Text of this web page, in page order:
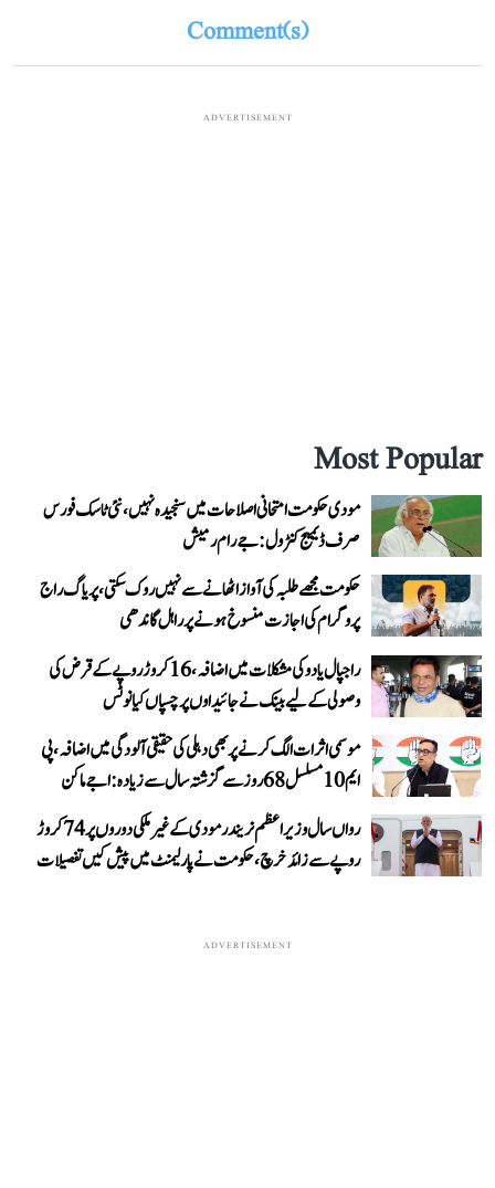
Comment(s)
ADVERTISEMENT
Most Popular
مودی حکومت امتحانی اصلاحات میں سنجیدہ نہیں، نئی ٹاسک فورس
صرف ڈیمیج کنٹرول: جے رام رمیش
حکومت مجھے طلبہ کی آواز اٹھانے سے نہیں روک سکتی، پریاگ راج
پروگرام کی اجازت منسوخ ہونے پر راہل گاندھی
راجپال یادو کی مشکلات میں اضافہ، 16 کروڑ روپے کے قرض کی
وصولی کے لیے بینک نے جائیداوں پر چسپاں کیا نوٹس
موسمی اثرات الگ کرنے پر بھی دہلی کی حقیقی آلودگی میں اضافہ، پی
ایم 10 مسلسل 68 روز سے گزشتہ سال سے زیادہ: اجے ماکن
رواں سال وزیر اعظم نریندر مودی کے غیر ملکی دوروں پر 74 کروڑ
روپے سے زائد خرچ، حکومت نے پارلیمنٹ میں پیش کیں تفصیلات
ADVERTISEMENT